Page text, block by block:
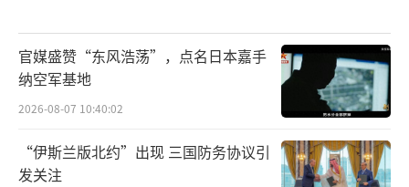
官媒盛赞“东风浩荡”，点名日本嘉手
纳空军基地
2026-08-07 10:40:02
“伊斯兰版北约”出现 三国防务协议引
发关注